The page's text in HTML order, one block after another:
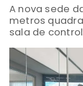
A nova sede
metros
sala de